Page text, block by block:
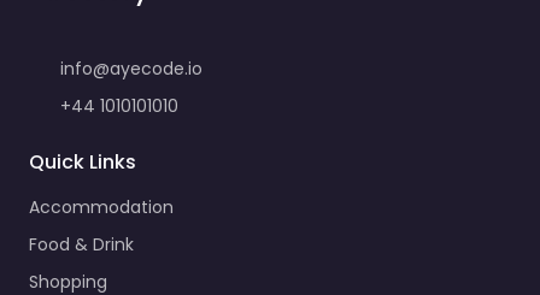
info@ayecode.io
+44 1010101010
Quick Links
Accommodation
Food & Drink
Shopping